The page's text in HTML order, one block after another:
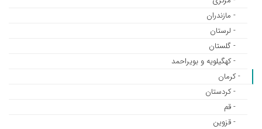
- مازندران
- لرستان
- گلستان
- کهگیلویه و بویراحمد
- کرمان
- کردستان
- قم
- قزوین